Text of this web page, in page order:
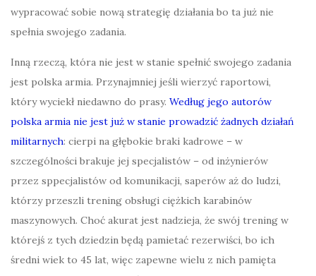
wypracować sobie nową strategię działania bo ta już nie
spełnia swojego zadania.
Inną rzeczą, która nie jest w stanie spełnić swojego zadania
jest polska armia. Przynajmniej jeśli wierzyć raportowi,
który wyciekł niedawno do prasy. Według jego autorów
polska armia nie jest już w stanie prowadzić żadnych działań
militarnych: cierpi na głębokie braki kadrowe – w
szczególności brakuje jej specjalistów – od inżynierów
przez sppecjalistów od komunikacji, saperów aż do ludzi,
którzy przeszli trening obsługi ciężkich karabinów
maszynowych. Choć akurat jest nadzieja, że swój trening w
którejś z tych dziedzin będą pamietać rezerwiści, bo ich
średni wiek to 45 lat, więc zapewne wielu z nich pamięta